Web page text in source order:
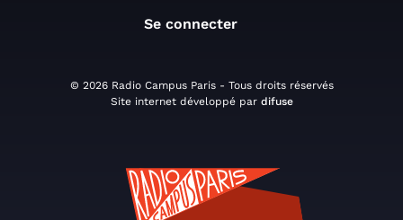
Se connecter
© 2026 Radio Campus Paris - Tous droits réservés
Site internet développé par difuse